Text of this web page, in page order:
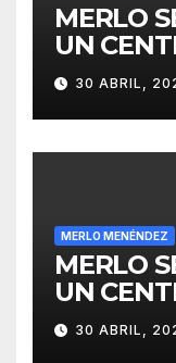
MERLO
UN
PARA EL
30 ABRIL,
MERLO MENÉNDEZ
MERLO
UN
PARA EL
30 ABRIL,